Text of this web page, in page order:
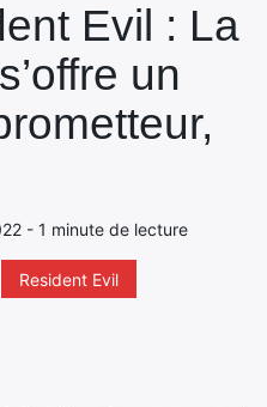
Evil : La
un
- 1 minute de lecture
Resident Evil